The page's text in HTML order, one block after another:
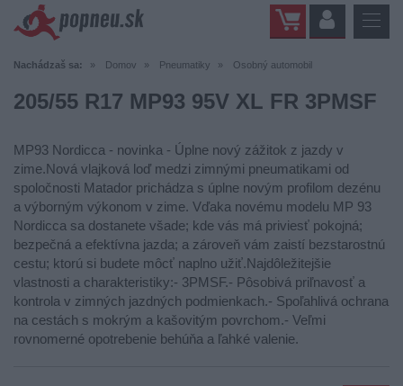
Nachádzaš sa: Domov Pneumatiky Osobný automobil
205/55 R17 MP93 95V XL FR 3PMSF
MP93 Nordicca - novinka - Úplne nový zážitok z jazdy v
zime.Nová vlajková loď medzi zimnými pneumatikami od
spoločnosti Matador prichádza s úplne novým profilom dezénu
a výborným výkonom v zime. Vďaka novému modelu MP 93
Nordicca sa dostanete všade; kde vás má priviesť pokojná;
bezpečná a efektívna jazda; a zároveň vám zaistí bezstarostnú
cestu; ktorú si budete môcť naplno užiť.Najdôležitejšie
vlastnosti a charakteristiky:- 3PMSF.- Pôsobivá priľnavosť a
kontrola v zimných jazdných podmienkach.- Spoľahlivá ochrana
na cestách s mokrým a kašovitým povrchom.- Veľmi
rovnomerné opotrebenie behúňa a ľahké valenie.